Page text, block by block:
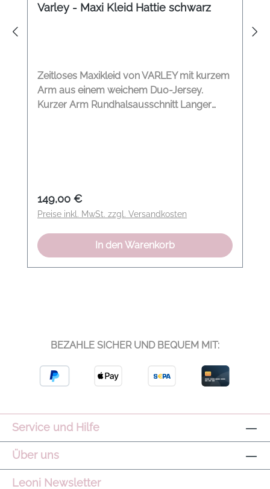
Varley - Maxi Kleid Hattie schwarz
Zeitloses Maxikleid von VARLEY mit kurzem
Arm aus einem weichem Duo-Jersey.
Kurzer Arm Rundhalsausschnitt Langer
Regulärer Preis:
149,00 €
Preise inkl. MwSt. zzgl. Versandkosten
In den Warenkorb
BEZAHLE SICHER UND BEQUEM MIT:
Service und Hilfe
Über uns
Leoni Newsletter